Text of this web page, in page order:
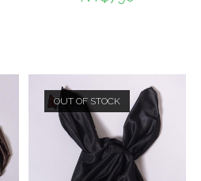
OUT OF STOCK